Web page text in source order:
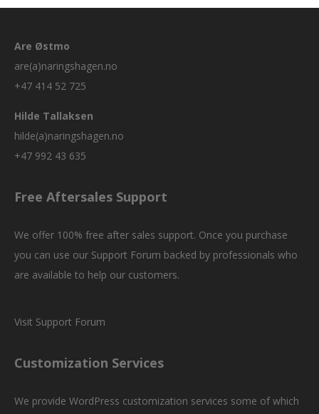
Are Østmo
are(a)naringshagen.no
+47 414 52 725
Hilde Tallaksen
hilde(a)naringshagen.no
+47 992 43 635
Free Aftersales Support
We offer 100% free after sales support. Once you purchase
you can use our Support Forum backed by professionals who
are available to help our customers.
Visit Support Forum
Customization Services
We provide WordPress customization services some of which